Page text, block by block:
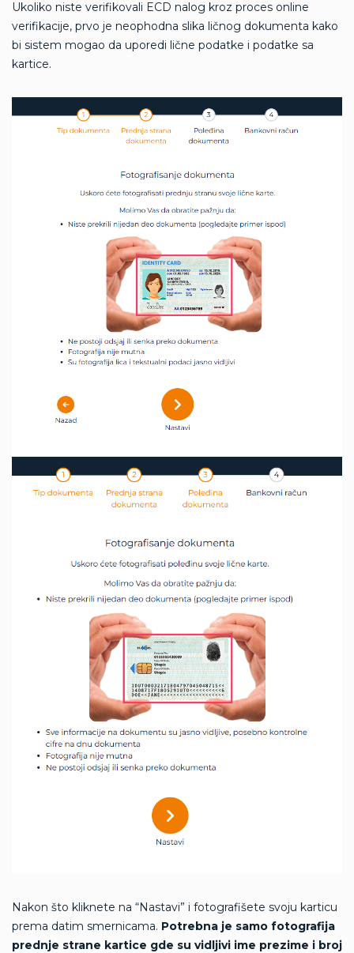
Ukoliko niste verifikovali ECD nalog kroz proces online
verifikacije, prvo je neophodna slika ličnog dokumenta kako
bi sistem mogao da uporedi lične podatke i podatke sa
kartice.
Nakon što kliknete na “Nastavi” i fotografišete svoju karticu
prema datim smernicama. Potrebna je samo fotografija
prednje strane kartice gde su vidljivi ime prezime i broj